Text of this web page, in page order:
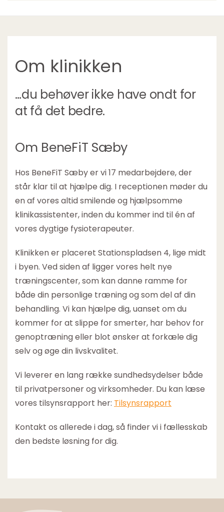
Om klinikken
…du behøver ikke have ondt for
at få det bedre.
Om BeneFiT Sæby
Hos BeneFiT Sæby er vi 17 medarbejdere, der
står klar til at hjælpe dig. I receptionen møder du
en af vores altid smilende og hjælpsomme
klinikassistenter, inden du kommer ind til én af
vores dygtige fysioterapeuter.
Klinikken er placeret Stationspladsen 4, lige midt
i byen. Ved siden af ligger vores helt nye
træningscenter, som kan danne ramme for
både din personlige træning og som del af din
behandling. Vi kan hjælpe dig, uanset om du
kommer for at slippe for smerter, har behov for
genoptræning eller blot ønsker at forkæle dig
selv og øge din livskvalitet.
Vi leverer en lang række sundhedsydelser både
til privatpersoner og virksomheder. Du kan læse
vores tilsynsrapport her: Tilsynsrapport
Kontakt os allerede i dag, så finder vi i fællesskab
den bedste løsning for dig.